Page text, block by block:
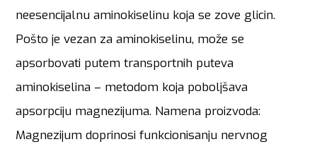
neesencijalnu aminokiselinu koja se zove glicin.
Pošto je vezan za aminokiselinu, može se
apsorbovati putem transportnih puteva
aminokiselina – metodom koja poboljšava
apsorpciju magnezijuma. Namena proizvoda:
Magnezijum doprinosi funkcionisanju nervnog